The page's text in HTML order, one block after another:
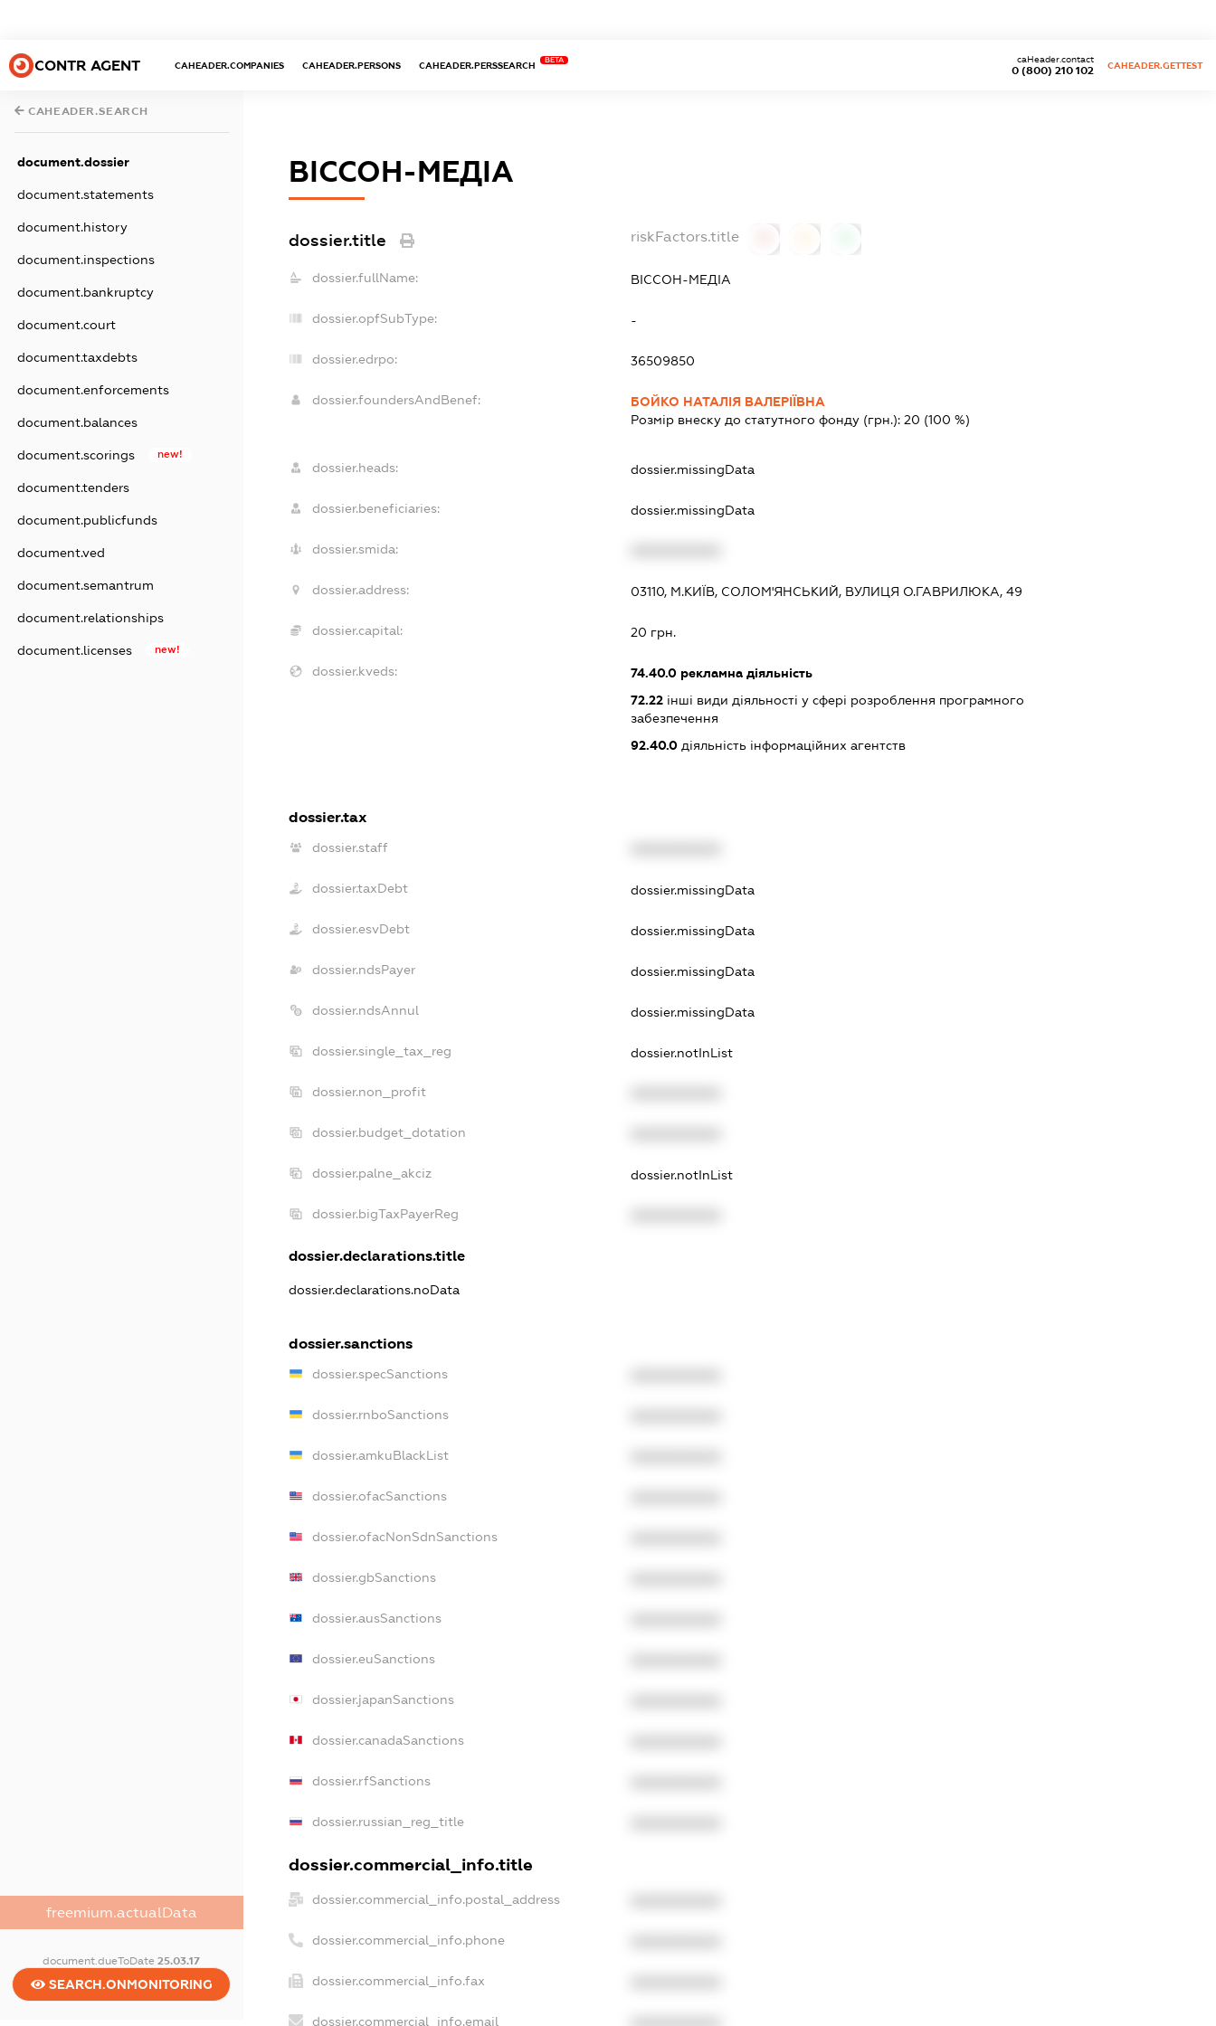
CONTR AGENT CAHEADER.COMPANIES CAHEADER.PERSONS CAHEADER.PERSSEARCH
BETA
0 (800) 210 102
caHeader.contact
CAHEADER.GETTEST
CAHEADER.SEARCH
document.dossier
document.statements
document.history
document.inspections
document.bankruptcy
document.court
document.taxdebts
document.enforcements
document.balances
document.scorings new!
document.tenders
document.publicfunds
document.ved
document.semantrum
document.relationships
document.licenses new!
freemium.actualData
document.dueToDate25.03.17
SEARCH.ONMONITORING
ВІССОН-МЕДІА
dossier.title riskFactors.title
dossier.fullName: ВІССОН-МЕДІА
dossier.opfSubType: -
dossier.edrpo: 36509850
dossier.foundersAndBenef:
БОЙКО НАТАЛІЯ ВАЛЕРІЇВНА
Розмір внеску до статутного фонду (грн.):20 (100 %)
dossier.heads: dossier.missingData
dossier.beneficiaries: dossier.missingData
dossier.smida:
dossier.address: 03110, М.КИЇВ, СОЛОМ'ЯНСЬКИЙ, ВУЛИЦЯ О.ГАВРИЛЮКА, 49
dossier.capital: 20 грн.
dossier.kveds: 74.40.0 рекламна діяльність
72.22 інші види діяльності у сфері розроблення програмного
забезпечення
92.40.0 діяльність інформаційних агентств
dossier.tax
dossier.staff
dossier.taxDebt dossier.missingData
dossier.esvDebt dossier.missingData
dossier.ndsPayer dossier.missingData
dossier.ndsAnnul dossier.missingData
dossier.single_tax_reg dossier.notInList
dossier.non_profit
dossier.budget_dotation
dossier.palne_akciz dossier.notInList
dossier.bigTaxPayerReg
dossier.declarations.title
dossier.declarations.noData
dossier.sanctions
dossier.specSanctions
dossier.rnboSanctions
dossier.amkuBlackList
dossier.ofacSanctions
dossier.ofacNonSdnSanctions
dossier.gbSanctions
dossier.ausSanctions
dossier.euSanctions
dossier.japanSanctions
dossier.canadaSanctions
dossier.rfSanctions
dossier.russian_reg_title
dossier.commercial_info.title
dossier.commercial_info.postal_address
dossier.commercial_info.phone
dossier.commercial_info.fax
dossier.commercial_info.email